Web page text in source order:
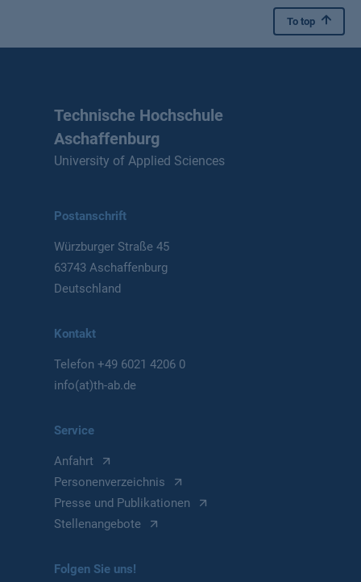
To top
Technische Hochschule
Aschaffenburg
University of Applied Sciences
Postanschrift
Würzburger Straße 45
63743 Aschaffenburg
Deutschland
Kontakt
Telefon+49 6021 4206 0
info(at)th-ab.de
Service
Anfahrt
Personenverzeichnis
Presse und Publikationen
Stellenangebote
Folgen Sie uns!